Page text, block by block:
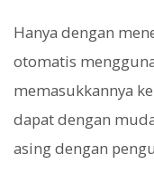
Hanya dengan
otomatis
memasukkannya
dapat dengan
asing dengan